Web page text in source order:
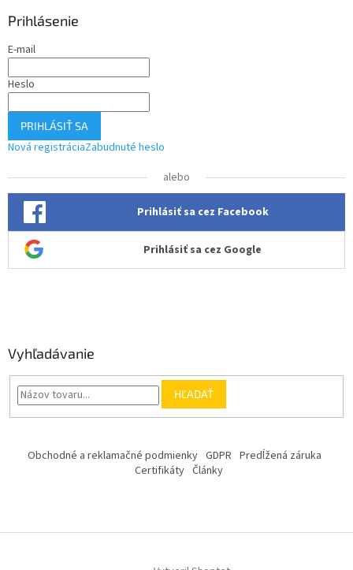
Prihlásenie
E-mail
Heslo
PRIHLÁSIŤ SA
Nová registráciaZabudnuté heslo
alebo
Prihlásiť sa cez Facebook
Prihlásiť sa cez Google
Vyhľadávanie
HĽADAŤ
Obchodné a reklamačné podmienky GDPR Predĺžená záruka
Certifikáty Články